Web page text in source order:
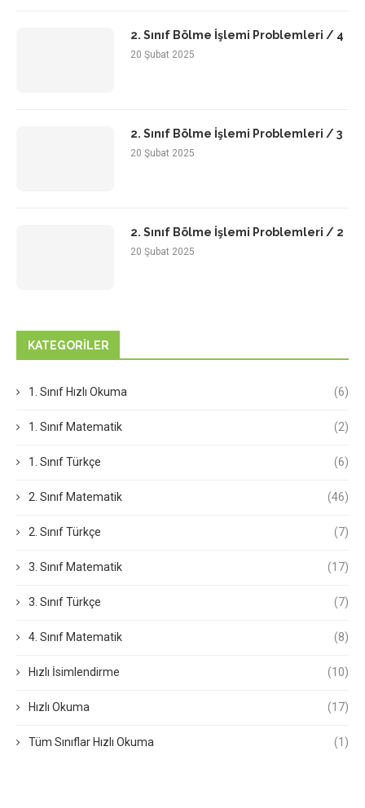
2. Sınıf Bölme İşlemi Problemleri / 4
20 Şubat 2025
2. Sınıf Bölme İşlemi Problemleri / 3
20 Şubat 2025
2. Sınıf Bölme İşlemi Problemleri / 2
20 Şubat 2025
KATEGORILER
1. Sınıf Hızlı Okuma (6)
1. Sınıf Matematik (2)
1. Sınıf Türkçe (6)
2. Sınıf Matematik (46)
2. Sınıf Türkçe (7)
3. Sınıf Matematik (17)
3. Sınıf Türkçe (7)
4. Sınıf Matematik (8)
Hızlı İsimlendirme (10)
Hızlı Okuma (17)
Tüm Sınıflar Hızlı Okuma (1)